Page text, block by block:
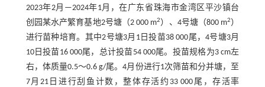
2023年2月—2024年1月，在广东省珠海市金湾区平沙镇台
创园某水产繁育基地2号塘（2 000 m2）、4号塘（800 m2）
进行苗种培育。其中2号塘3月1日投苗38 000尾，4号塘3月
10日投苗16 000尾，总计投苗54 000尾。投苗规格为3 cm左
右，体质量0.5～0.6 g/尾。4月份进行1次筛苗和分并塘，至
7月21日进行刮鱼计数，整体存活约33 000尾，存活率